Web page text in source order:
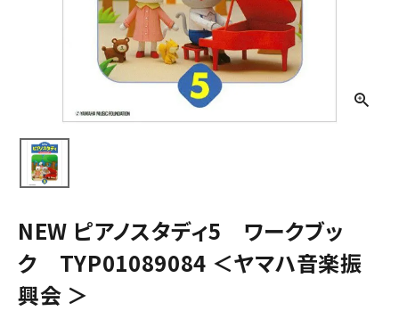
NEW ピアノスタディ5 ワークブッ
ク TYP01089084 ＜ヤマハ音楽振
興会 ＞